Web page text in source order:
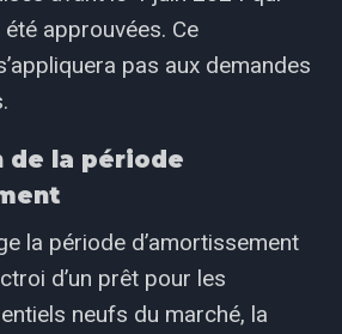
été approuvées. Ce
pas aux demandes
de la période
la période d’amortissement
d’un prêt pour les
neufs du marché, la